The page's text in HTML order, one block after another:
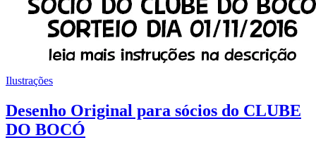
Ilustrações
Desenho Original para sócios do CLUBE
DO BOCÓ